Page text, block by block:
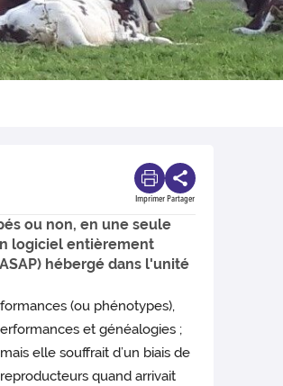
Imprimer Partager
ou non, en une seule
logiciel entièrement
hébergé dans l'unité
(ou phénotypes),
et généalogies ;
elle souffrait d’un biais de
quand arrivait